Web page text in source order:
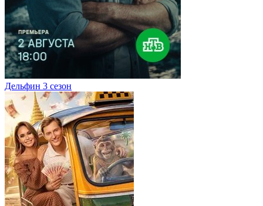
Дельфин 3 сезон